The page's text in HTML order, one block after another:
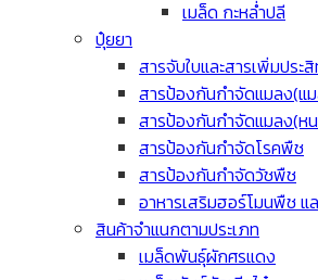
เมล็ด กะหล่ำปลี
ปุ๋ยยา
สารจับใบและสารเพิ่มประ
สารป้องกันกำจัดแมลง(แ
สารป้องกันกำจัดแมลง(ห
สารป้องกันกำจัดโรคพืช
สารป้องกันกำจัดวัชพืช
อาหารเสริมฮอร์โมนพืช แ
สินค้าจำแนกตามประเภท
เมล็ดพันธุ์ผักศรแดง